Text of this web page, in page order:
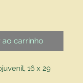
ao carrinho
16 x 29